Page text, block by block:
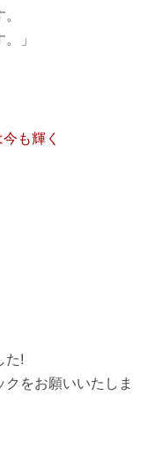
」
も輝く
た!
をお願いいたしま